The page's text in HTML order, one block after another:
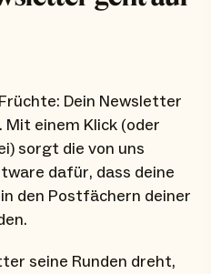
Dein Newsletter
einem Klick (oder
sorgt die von uns
dafür, dass deine
den Postfächern deiner
seine Runden dreht,